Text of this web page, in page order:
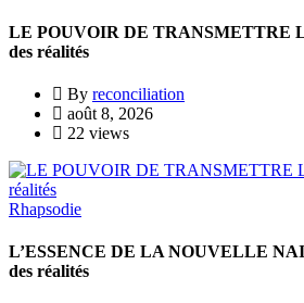
LE POUVOIR DE TRANSMETTRE
des réalités
By reconciliation
août 8, 2026
22 views
Rhapsodie
L’ESSENCE DE LA NOUVELLE
des réalités